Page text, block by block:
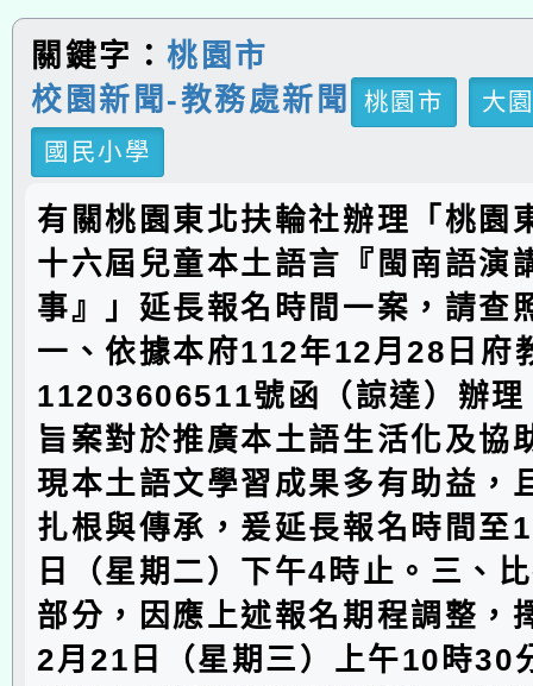
關鍵字：桃園市
校園新聞-教務處新聞
桃園市
大
國民小學
有關桃園東北扶輪社辦理「桃園
十六屆兒童本土語言『閩南語演
事』」延長報名時間一案，請查
一、依據本府112年12月28日府
11203606511號函（諒達）辦
旨案對於推廣本土語生活化及協
現本土語文學習成果多有助益，
扎根與傳承，爰延長報名時間至
日（星期二）下午4時止。三、
部分，因應上述報名期程調整，
2月21日（星期三）上午10時30